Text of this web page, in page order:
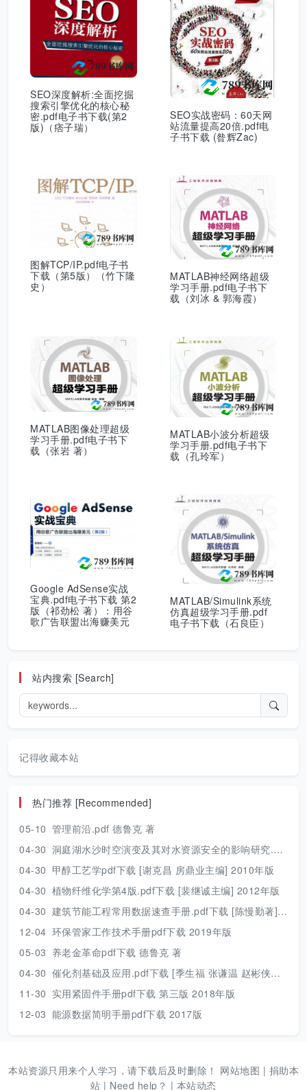
SEO深度解析:全面挖掘
搜索引擎优化的核心秘
密.pdf电子书下载(第2
版)（痞子瑞）
SEO实战密码：60天网
站流量提高20倍.pdf电
子书下载 (昝辉Zac)
图解TCP/IP.pdf电子书
下载（第5版）（竹下隆
史）
MATLAB神经网络超级
学习手册.pdf电子书下
载（刘冰 & 郭海霞）
MATLAB图像处理超级
学习手册.pdf电子书下
载（张岩 著）
MATLAB小波分析超级
学习手册.pdf电子书下
载（孔玲军）
Google AdSense实战
宝典.pdf电子书下载 第2
版（祁劲松 著）：用谷
歌广告联盟出海赚美元
MATLAB/Simulink系统
仿真超级学习手册.pdf
电子书下载（石良臣）
站内搜索 [Search]
记得收藏本站
热门推荐 [Recommended]
05-10 管理前沿.pdf 德鲁克 著
04-30 洞庭湖水沙时空演变及其对水资源安全的影响研究.pdf 胡光伟 著 2017年版
04-30 甲醇工艺学pdf下载 [谢克昌 房鼎业主编] 2010年版
04-30 植物纤维化学第4版.pdf下载 [裴继诚主编] 2012年版
04-30 建筑节能工程常用数据速查手册.pdf下载 [陈慢勤著] 2010年版
12-04 环保管家工作技术手册pdf下载 2019年版
05-03 养老金革命pdf下载 德鲁克 著
04-30 催化剂基础及应用.pdf下载 [季生福 张谦温 赵彬侠编] 2011年版
11-30 实用紧固件手册pdf下载 第三版 2018年版
12-03 能源数据简明手册pdf下载 2017版
本站资源只用来个人学习，请下载后及时删除！ 网站地图 | 捐助本
站 | Need help？ | 本站动态